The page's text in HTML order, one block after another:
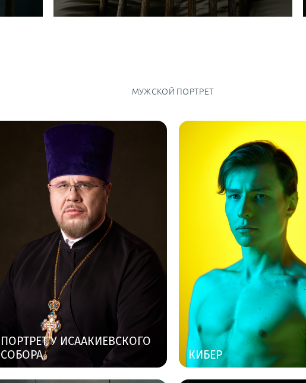
МУЖСКОЙ ПОРТРЕТ
ПОРТРЕТ У ИСААКИЕВСКОГО
СОБОРА
КИБЕР